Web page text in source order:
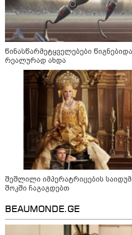
დონალდ
გახდნენ
23:45 / 05-
წლის
ედება
14:08 / 05-
ახლოს
დრონი
მედია
ასობით
წინასწარმეტყველებები
რეალურად ახდა
შეშლილი იმპერატრიცების
შოკში ჩაგაგდებთ
BEAUMONDE.GE